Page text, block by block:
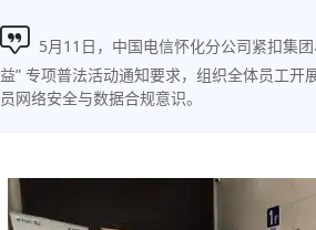
5月11日，中国电信怀化分公司紧扣集
益” 专项普法活动通知要求，组织全体员工
员网络安全与数据合规意识。